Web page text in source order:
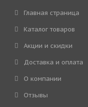
Главная страница
Каталог товаров
Акции и скидки
Доставка и оплата
О компании
Отзывы